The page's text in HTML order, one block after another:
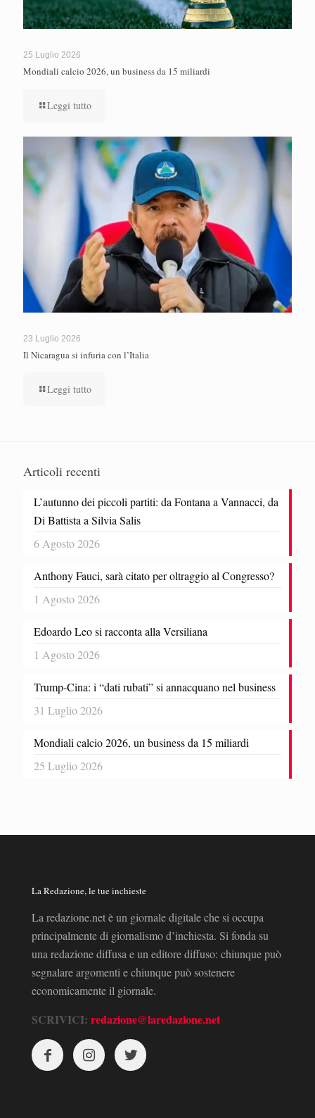
25 Luglio 2026
Mondiali calcio 2026, un business da 15 miliardi
Leggi tutto
23 Luglio 2026
Il Nicaragua si infuria con l’Italia
Leggi tutto
Articoli recenti
L’autunno dei piccoli partiti: da Fontana a Vannacci, da
Di Battista a Silvia Salis
6 Agosto 2026
Anthony Fauci, sarà citato per oltraggio al Congresso?
1 Agosto 2026
Edoardo Leo si racconta alla Versiliana
1 Agosto 2026
Trump-Cina: i “dati rubati” si annacquano nel business
31 Luglio 2026
Mondiali calcio 2026, un business da 15 miliardi
25 Luglio 2026
La Redazione, le tue inchieste
La redazione.net è un giornale digitale che si occupa
principalmente di giornalismo d’inchiesta. Si fonda su
una redazione diffusa e un editore diffuso: chiunque può
segnalare argomenti e chiunque può sostenere
economicamente il giornale.
SCRIVICI: redazione@laredazione.net